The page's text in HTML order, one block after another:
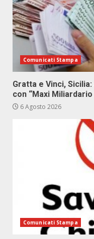
Comunicati Stampa
Gratta e Vinci,
con “Maxi Miliardario
6 Agosto 2026
Comunicati Stampa